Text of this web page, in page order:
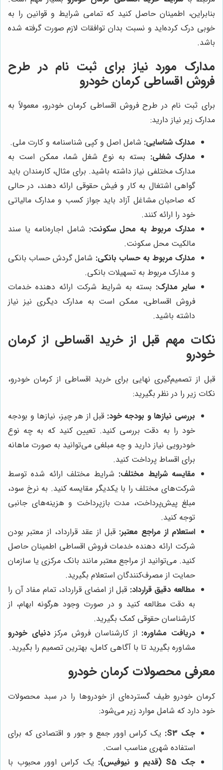
بنابراین، اطمینان حاصل کنید که تمامی شرایط و قوانین را به
خوبی درک کرده‌اید و نسبت بدان توافقات لازم صورت گرفته شده
باشد.
مدارک مورد نیاز برای ثبت نام در طرح
فروش اقساطی کرمان خودرو
برای ثبت نام در طرح فروش اقساطی کرمان خودرو، معمولاً به
مدارک زیر نیاز دارید:
مدارک شناسایی: شامل اصل و کپی شناسنامه و کارت ملی.
مدارک شغلی: بسته به نوع شغل شما، ممکن است به
مدارک مختلفی نیاز داشته باشید. برای مثال، کارمندان باید
گواهی اشتغال به کار و فیش حقوقی ارائه دهند، در حالی
که صاحبان مشاغل آزاد باید جواز کسب و مدارک مالیاتی
خود را ارائه کنند.
مدارک مربوط به محل سکونت: شامل اجاره‌نامه یا سند
مالکیت محل سکونت.
مدارک مربوط به حساب بانکی: شامل گردش حساب بانکی
و مدارک مربوط به تسهیلات بانکی.
سایر مدارک: بسته به شرایط شرکت ارائه دهنده خدمات
فروش اقساطی، ممکن است به مدارک دیگری نیز نیاز
داشته باشید.
نکات مهم قبل از خرید اقساطی از کرمان
خودرو
قبل از تصمیم‌گیری نهایی برای خرید اقساطی از کرمان خودرو،
نکات زیر را در نظر بگیرید:
بررسی نیازها و بودجه خود: قبل از هر چیز، نیازها و بودجه
خود را به دقت بررسی کنید. تعیین کنید که به چه نوع
خودرویی نیاز دارید و چه مبلغی می‌توانید به صورت ماهانه
برای اقساط پرداخت کنید.
مقایسه شرایط مختلف: شرایط مختلف ارائه شده توسط
شرکت‌های مختلف را با یکدیگر مقایسه کنید. به نرخ سود،
مبلغ پیش‌پرداخت، مدت بازپرداخت و هزینه‌های جانبی
توجه کنید.
استعلام از مراجع معتبر: قبل از عقد قرارداد، از معتبر بودن
شرکت ارائه دهنده خدمات فروش اقساطی اطمینان حاصل
کنید. می‌توانید از مراجع معتبر مانند بانک مرکزی یا سازمان
حمایت از مصرف‌کنندگان استعلام بگیرید.
مطالعه دقیق قرارداد: قبل از امضای قرارداد، تمام مفاد آن را
به دقت مطالعه کنید و در صورت وجود هرگونه ابهام، از
کارشناسان حقوقی کمک بگیرید.
دریافت مشاوره: از کارشناسان فروش مرکزدنیای خودرو
مشاوره بگیرید تا با آگاهی کامل، بهترین تصمیم را بگیرید.
معرفی محصولات کرمان خودرو
کرمان خودرو طیف گسترده‌ای از خودروها را در سبد محصولات
خود دارد که شامل موارد زیر می‌شود:
جک S3:
یک کراس اوور جمع و جور و اقتصادی که برای
استفاده شهری مناسب است.
جک S5 (قدیم و نیوفیس):
یک کراس اوور محبوب با